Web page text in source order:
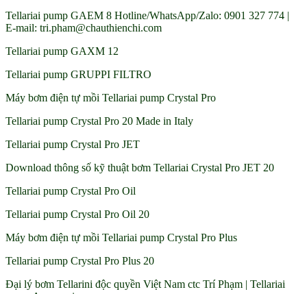
Tellariai pump GAEM 8 Hotline/WhatsApp/Zalo: 0901 327 774 |
E-mail: tri.pham@chauthienchi.com
Tellariai pump GAXM 12
Tellariai pump GRUPPI FILTRO
Máy bơm điện tự mồi Tellariai pump Crystal Pro
Tellariai pump Crystal Pro 20 Made in Italy
Tellariai pump Crystal Pro JET
Download thông số kỹ thuật bơm Tellariai Crystal Pro JET 20
Tellariai pump Crystal Pro Oil
Tellariai pump Crystal Pro Oil 20
Máy bơm điện tự mồi Tellariai pump Crystal Pro Plus
Tellariai pump Crystal Pro Plus 20
Đại lý bơm Tellarini độc quyền Việt Nam ctc Trí Phạm | Tellariai